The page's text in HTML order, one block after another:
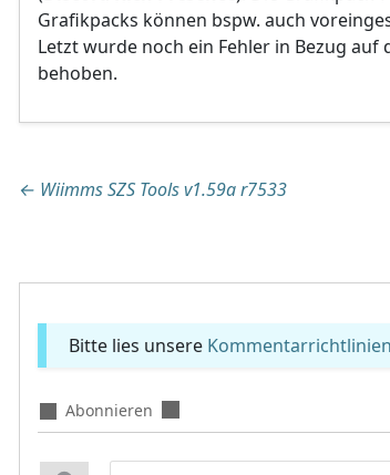
Grafikpacks können bspw. auch
Letzt wurde noch ein Fehler in Bezug auf
behoben.
Beitragsnavigation
← Wiimms SZS Tools v1.59a r7533
Bitte lies unsere Kommentarrichtlinien
Abonnieren